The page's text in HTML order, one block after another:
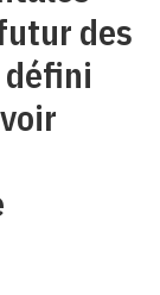
des